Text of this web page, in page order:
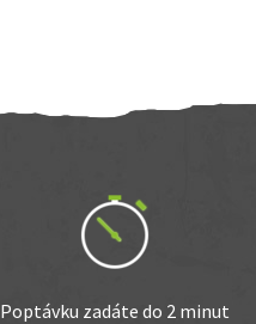
Poptávku zadáte do 2 minut